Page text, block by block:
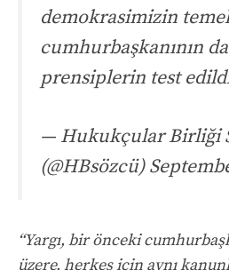
demokrasimizin temel
cumhurbaşkanının
prensiplerin test
— Hukukçular Birliği
(@HBsözcü)
“Yargı, bir önceki
üzere, herkes için aynı